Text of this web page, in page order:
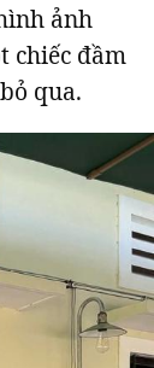
ảnh
chiếc đầm
qua.